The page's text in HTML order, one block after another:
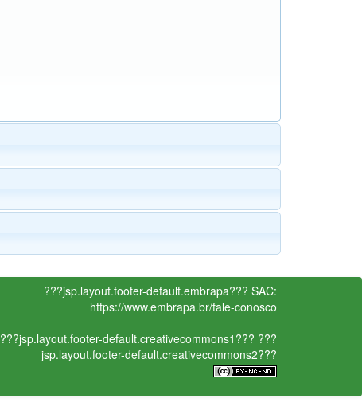
???jsp.layout.footer-default.embrapa??? SAC:
https://www.embrapa.br/fale-conosco
???jsp.layout.footer-default.creativecommons1??? ???
jsp.layout.footer-default.creativecommons2???